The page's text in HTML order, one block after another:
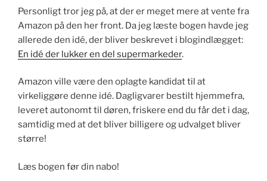
Personligt tror jeg på, at der er meget mere at vente fra
Amazon på den her front. Da jeg læste bogen havde jeg
allerede den idé, der bliver beskrevet i blogindlægget:
En idé der lukker en del supermarkeder.
Amazon ville være den oplagte kandidat til at
virkeliggøre denne idé. Dagligvarer bestilt hjemmefra,
leveret autonomt til døren, friskere end du får det i dag,
samtidig med at det bliver billigere og udvalget bliver
større!
Læs bogen før din nabo!